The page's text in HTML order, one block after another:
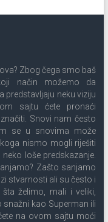
Zbog čega smo baš
način možemo da
predstavljaju neku viziju
sajtu ćete pronaći
Snovi nam često
se u snovima može
nismo mogli riješiti
loše predskazanje.
Zašto sanjamo
stvarnosti ali su često i
želimo, mali i veliki,
kao Superman ili
na ovom sajtu moći